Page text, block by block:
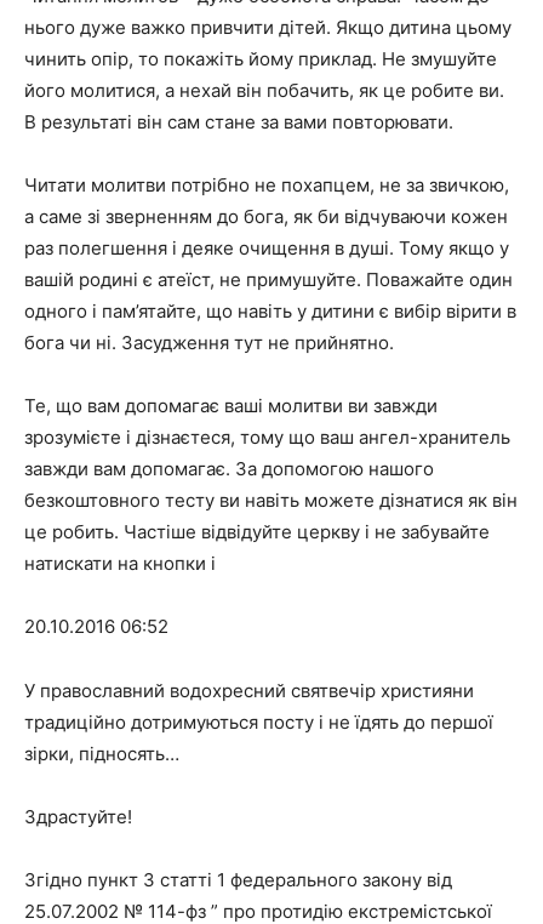
нього дуже важко привчити дітей. Якщо дитина цьому
чинить опір, то покажіть йому приклад. Не змушуйте
його молитися, а нехай він побачить, як це робите ви.
В результаті він сам стане за вами повторювати.
Читати молитви потрібно не похапцем, не за звичкою,
а саме зі зверненням до бога, як би відчуваючи кожен
раз полегшення і деяке очищення в душі. Тому якщо у
вашій родині є атеїст, не примушуйте. Поважайте один
одного і пам’ятайте, що навіть у дитини є вибір вірити в
бога чи ні. Засудження тут не прийнятно.
Те, що вам допомагає ваші молитви ви завжди
зрозумієте і дізнаєтеся, тому що ваш ангел-хранитель
завжди вам допомагає. За допомогою нашого
безкоштовного тесту ви навіть можете дізнатися як він
це робить. Частіше відвідуйте церкву і не забувайте
натискати на кнопки і
20.10.2016 06:52
У православний водохресний святвечір християни
традиційно дотримуються посту і не їдять до першої
зірки, підносять…
Здрастуйте!
Згідно пункт 3 статті 1 федерального закону від
25.07.2002 № 114-фз ” про протидію екстремістської